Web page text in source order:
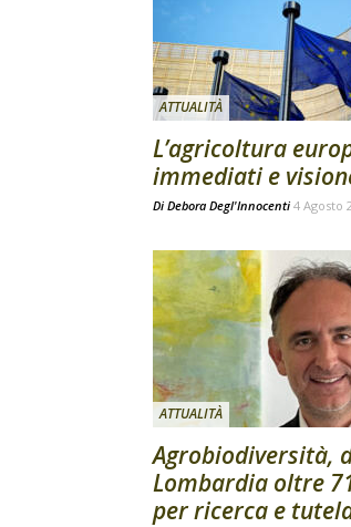
ATTUALITÀ
L’agricoltura
immediati e
Di Debora Degl'Innocenti 4 Agosto
ATTUALITÀ
Agrobiodiversità,
Lombardia oltre
per ricerca e